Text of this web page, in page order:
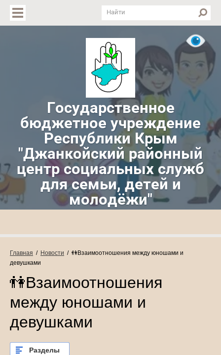
Версия для слабовидящих
Государственное
бюджетное учреждение
Республики Крым
"Джанкойский районный
центр социальных служб
для семьи, детей и
молодёжи"
Главная
  /
Новости
  /  👫Взаимоотношения между юношами и
девушками
👫Взаимоотношения
между юношами и
девушками
Разделы